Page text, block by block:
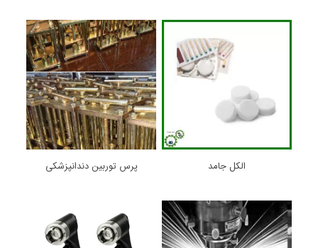
الکل جامد پرس توربین دندانپزشکی